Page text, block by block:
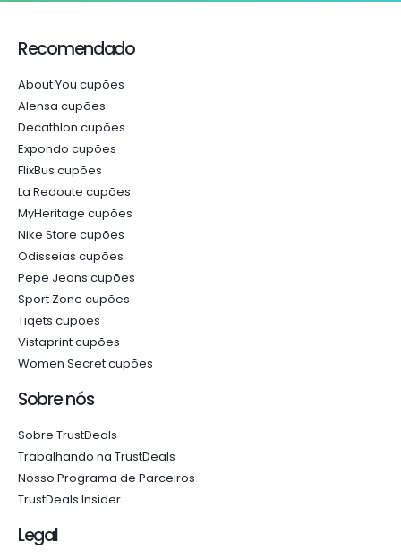
Recomendado
About You cupões
Alensa cupões
Decathlon cupões
Expondo cupões
FlixBus cupões
La Redoute cupões
MyHeritage cupões
Nike Store cupões
Odisseias cupões
Pepe Jeans cupões
Sport Zone cupões
Tiqets cupões
Vistaprint cupões
Women Secret cupões
Sobre nós
Sobre TrustDeals
Trabalhando na TrustDeals
Nosso Programa de Parceiros
TrustDeals Insider
Legal